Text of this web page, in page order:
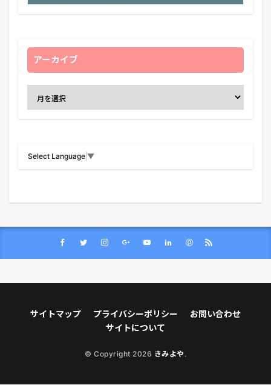
アーカイブ
Select Language ▼
サイトマップ プライバシーポリシー
お問い合わせ
サイトについて
© Copyright 2026 きみよや .